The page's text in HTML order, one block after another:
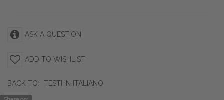
ASK A QUESTION
ADD TO WISHLIST
BACK TO: TESTI IN ITALIANO